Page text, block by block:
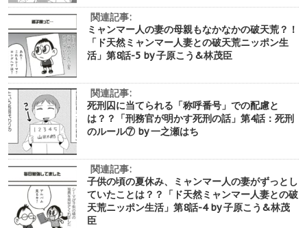
関連記事:
ミャンマー人の妻の母親もなかなかの破天荒？！
「ド天然ミャンマー人妻との破天荒ニッポン生
活」第8話-5 by 子原こう&林茂臣
関連記事:
死刑囚に当てられる「称呼番号」での配慮と
は？？「刑務官が明かす死刑の話」第4話：死刑
のルール⑦ by 一之瀬はち
関連記事:
子供の頃の夏休み、ミャンマー人の妻がずっとし
ていたことは？？「ド天然ミャンマー人妻との破
天荒ニッポン生活」第8話-4 by 子原こう&林茂
臣